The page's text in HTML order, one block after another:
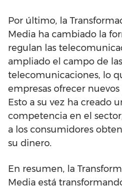
Por último, la
Media ha cambiado la
regulan las
ampliado el campo de las
telecomunicaciones, lo
empresas ofrecer
Esto a su vez ha creado
competencia en el
a los consumidores
su dinero.
En resumen, la
Media está